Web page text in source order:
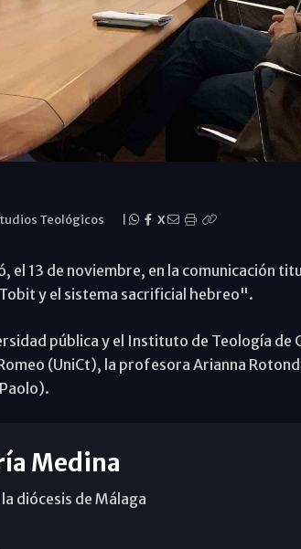
Teológicos X
el 13 de noviembre, en la comunicación
y el sistema sacrificial hebreo".
pública y el Instituto de Teología de
(UniCt), la profesora Arianna
Medina
diócesis de Málaga